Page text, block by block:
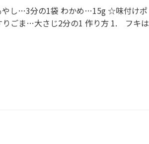
し…3分の1袋 わかめ…15g ☆味付けポ
ごま…大さじ2分の1 作り方 1. フキは